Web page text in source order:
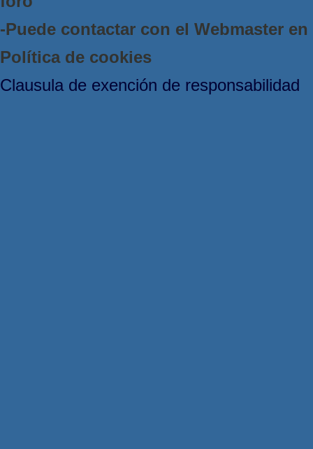
-Puede contactar con el Webmaster
Política de cookies
Clausula de exención de responsabilidad